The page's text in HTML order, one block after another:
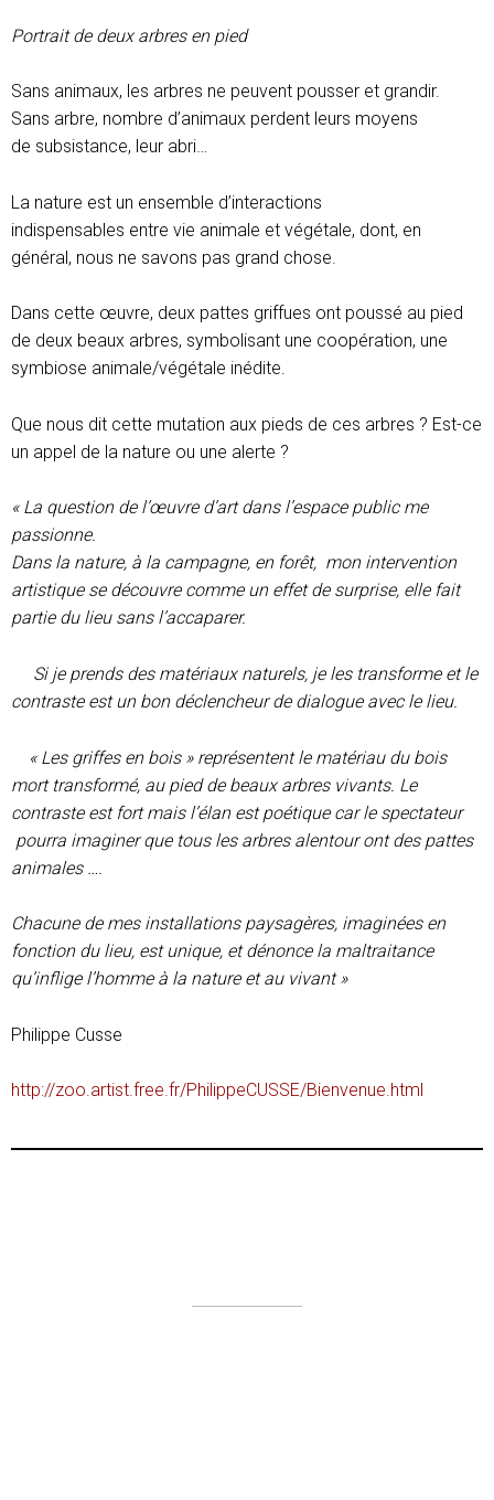
Portrait de deux arbres en pied
Sans animaux, les arbres ne peuvent pousser et grandir.
Sans arbre, nombre d’animaux perdent leurs moyens
de subsistance, leur abri…
La nature est un ensemble d’interactions
indispensables entre vie animale et végétale, dont, en
général, nous ne savons pas grand chose.
Dans cette œuvre, deux pattes griffues ont poussé au pied
de deux beaux arbres, symbolisant une coopération, une
symbiose animale/végétale inédite.
Que nous dit cette mutation aux pieds de ces arbres ? Est-ce
un appel de la nature ou une alerte ?
« La question de l’œuvre d’art dans l’espace public me
passionne.
Dans la nature, à la campagne, en forêt, mon intervention
artistique se découvre comme un effet de surprise, elle fait
partie du lieu sans l’accaparer.
Si je prends des matériaux naturels, je les transforme et le
contraste est un bon déclencheur de dialogue avec le lieu.
« Les griffes en bois » représentent le matériau du bois
mort transformé, au pied de beaux arbres vivants. Le
contraste est fort mais l’élan est poétique car le spectateur
pourra imaginer que tous les arbres alentour ont des pattes
animales ….
Chacune de mes installations paysagères, imaginées en
fonction du lieu, est unique, et dénonce la maltraitance
qu’inflige l’homme à la nature et au vivant »
Philippe Cusse
http://zoo.artist.free.fr/PhilippeCUSSE/Bienvenue.html